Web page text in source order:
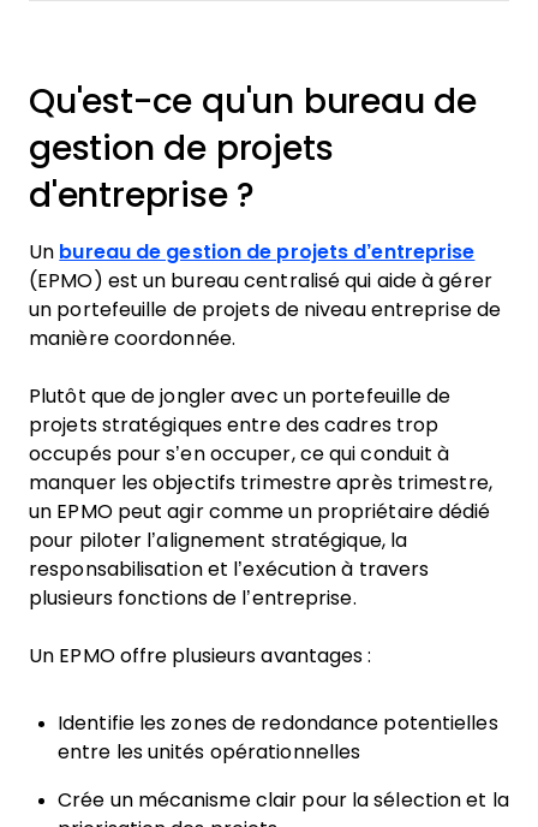
Qu'est-ce qu'un bureau de
gestion de projets
d'entreprise ?
Un bureau de gestion de projets d’entreprise
(EPMO) est un bureau centralisé qui aide à gérer
un portefeuille de projets de niveau entreprise de
manière coordonnée.
Plutôt que de jongler avec un portefeuille de
projets stratégiques entre des cadres trop
occupés pour s’en occuper, ce qui conduit à
manquer les objectifs trimestre après trimestre,
un EPMO peut agir comme un propriétaire dédié
pour piloter l’alignement stratégique, la
responsabilisation et l’exécution à travers
plusieurs fonctions de l’entreprise.
Un EPMO offre plusieurs avantages :
Identifie les zones de redondance potentielles
entre les unités opérationnelles
Crée un mécanisme clair pour la sélection et la